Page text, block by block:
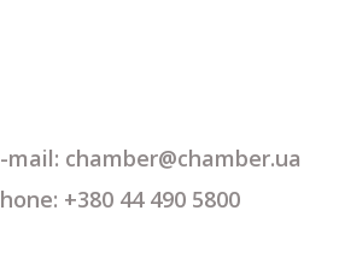
mail: chamber@chamber.ua
+380 44 490 5800